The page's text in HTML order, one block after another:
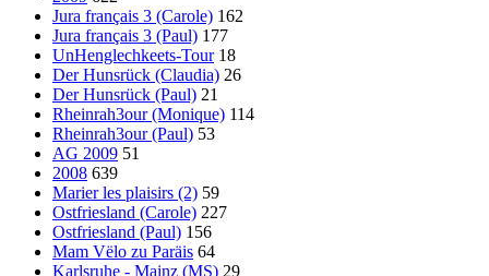
Jura français 3 (Carole) 162
Jura français 3 (Paul) 177
UnHenglechkeets-Tour 18
Der Hunsrück (Claudia) 26
Der Hunsrück (Paul) 21
Rheinrah3our (Monique) 114
Rheinrah3our (Paul) 53
AG 2009 51
2008 639
Marier les plaisirs (2) 59
Ostfriesland (Carole) 227
Ostfriesland (Paul) 156
Mam Vëlo zu Paräis 64
Karlsruhe - Mainz (MS) 29